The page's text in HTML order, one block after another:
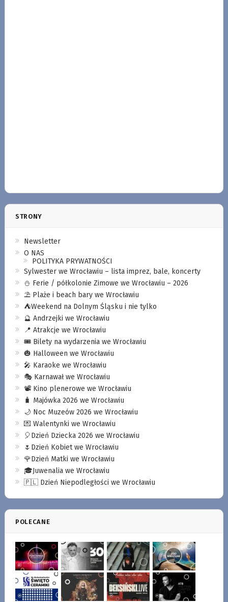
STRONY
Newsletter
O NAS
POLITYKA PRYWATNOŚCI
Sylwester we Wrocławiu – lista imprez, bale, koncerty
⛄️ Ferie / półkolonie Zimowe we Wrocławiu – 2026
⛱️ Plaże i beach bary we Wrocławiu
⛺️Weekend na Dolnym Śląsku i nie tylko
🔮 Andrzejki we Wrocławiu
📍 Atrakcje we Wrocławiu
🎟️ Bilety na wydarzenia we Wrocławiu
🎃 Halloween we Wrocławiu
🎤 Karaoke we Wrocławiu
🎭 Karnawał we Wrocławiu
📽️ Kino plenerowe we Wrocławiu
🧳 Majówka 2026 we Wrocławiu
🌙 Noc Muzeów 2026 we Wrocławiu
💌 Walentynki we Wrocławiu
🎈Dzień Dziecka 2026 we Wrocławiu
🌷Dzień Kobiet we Wrocławiu
🌹Dzień Matki we Wrocławiu
🎓Juwenalia we Wrocławiu
🇵🇱 Dzień Niepodległości we Wrocławiu
POLECANE